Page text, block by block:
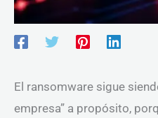
El ransomware sigue
empresa” a propósito,